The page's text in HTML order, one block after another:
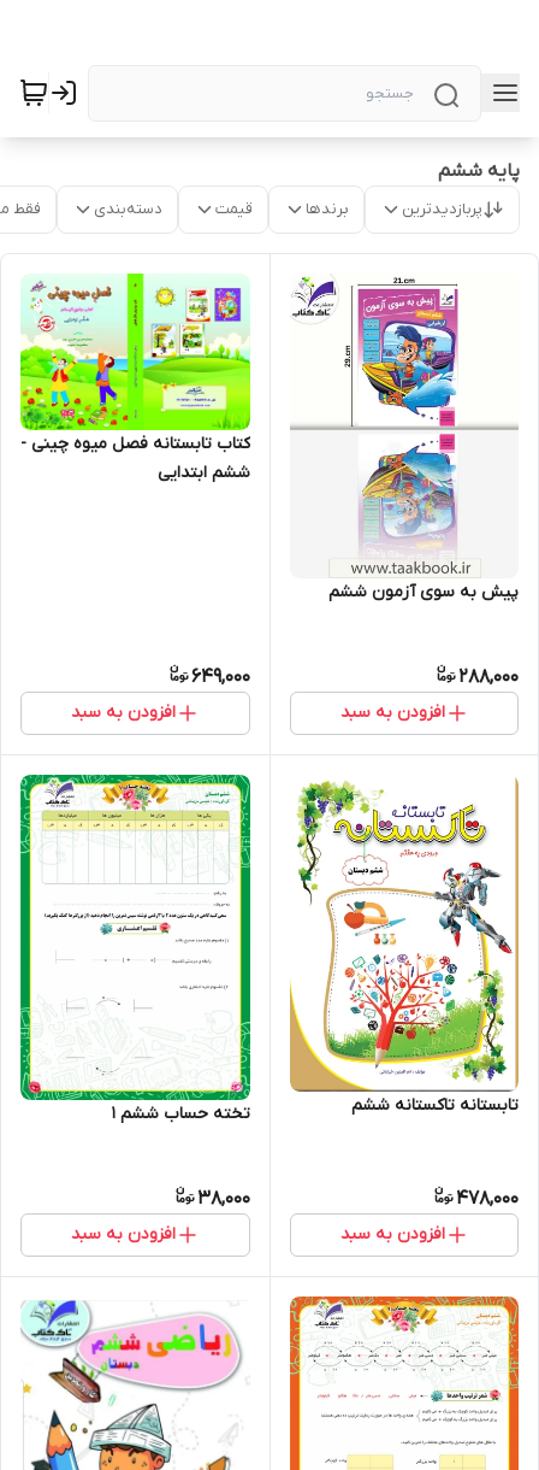
پایه ششم
پربازدیدترین برندها قیمت دسته‌بندی فقط
پیش به سوی آزمون ششم
288,000
افزودن به سبد
کتاب تابستانه فصل میوه چینی -
ششم ابتدایی
649,000
افزودن به سبد
تابستانه تاکستانه ششم
478,000
افزودن به سبد
تخته حساب ششم 1
38,000
افزودن به سبد